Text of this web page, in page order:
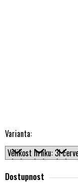
Varianta:
Dostupnost